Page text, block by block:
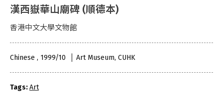
漢西嶽華山廟碑 (順德本)
香港中文大學文物館
Chinese , 1999/10 Art Museum, CUHK
Tags:Art